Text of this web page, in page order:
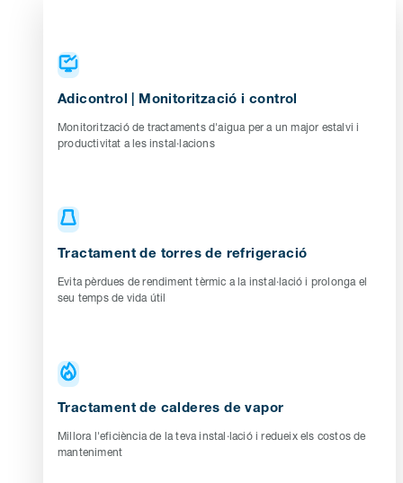
Adicontrol | Monitorització i control
Monitorització de tractaments d'aigua per a un major estalvi i
productivitat a les instal·lacions
Tractament de torres de refrigeració
Evita pèrdues de rendiment tèrmic a la instal·lació i prolonga el
seu temps de vida útil
Tractament de calderes de vapor
Millora l'eficiència de la teva instal·lació i redueix els costos de
manteniment